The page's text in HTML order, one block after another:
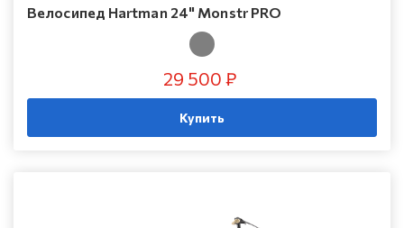
Велосипед Hartman 24" Monstr PRO
29 500 ₽
Купить